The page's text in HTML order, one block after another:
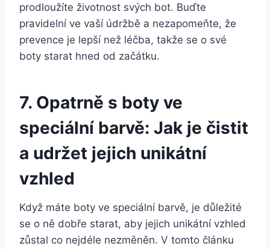
prodloužíte ⁣životnost svých bot. ‍Buďte
pravidelní ve ⁣vaší údržbě a nezapomeňte,⁤ že
prevence je lepší než léčba, ⁣takže se o své
boty ⁣starat hned od začátku.
7. ‌Opatrně s boty ve
speciální barvě: Jak je čistit
a udržet jejich​ unikátní
vzhled
Když máte boty ve speciální barvě, je důležité
se o ně⁣ dobře starat, aby jejich unikátní vzhled
zůstal co nejdéle nezměněn. V tomto článku